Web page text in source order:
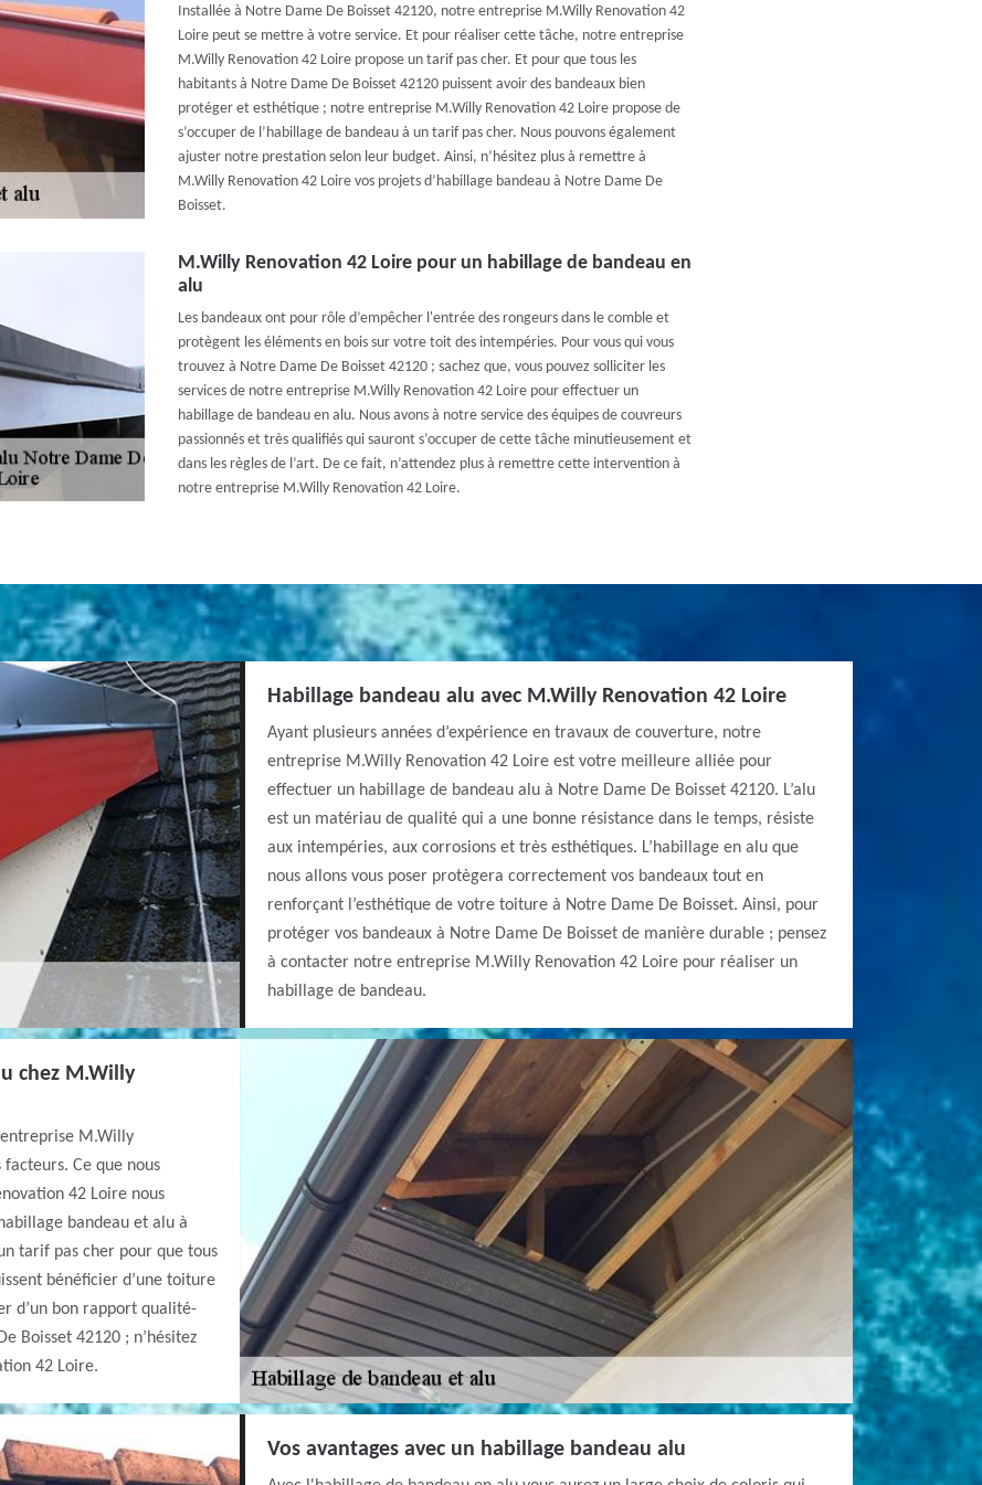
Installée à Notre Dame De Boisset 42120, notre entreprise M.Willy Renovation 42
Loire peut se mettre à votre service. Et pour réaliser cette tâche, notre entreprise
M.Willy Renovation 42 Loire propose un tarif pas cher. Et pour que tous les
habitants à Notre Dame De Boisset 42120 puissent avoir des bandeaux bien
protéger et esthétique ; notre entreprise M.Willy Renovation 42 Loire propose de
s’occuper de l’habillage de bandeau à un tarif pas cher. Nous pouvons également
ajuster notre prestation selon leur budget. Ainsi, n’hésitez plus à remettre à
M.Willy Renovation 42 Loire vos projets d’habillage bandeau à Notre Dame De
Boisset.
M.Willy Renovation 42 Loire pour un habillage de bandeau en
alu
Les bandeaux ont pour rôle d’empêcher l'entrée des rongeurs dans le comble et
protègent les éléments en bois sur votre toit des intempéries. Pour vous qui vous
trouvez à Notre Dame De Boisset 42120 ; sachez que, vous pouvez solliciter les
services de notre entreprise M.Willy Renovation 42 Loire pour effectuer un
habillage de bandeau en alu. Nous avons à notre service des équipes de couvreurs
passionnés et très qualifiés qui sauront s’occuper de cette tâche minutieusement et
dans les règles de l’art. De ce fait, n’attendez plus à remettre cette intervention à
notre entreprise M.Willy Renovation 42 Loire.
Habillage bandeau alu avec M.Willy Renovation 42 Loire
Ayant plusieurs années d’expérience en travaux de couverture, notre
entreprise M.Willy Renovation 42 Loire est votre meilleure alliée pour
effectuer un habillage de bandeau alu à Notre Dame De Boisset 42120. L’alu
est un matériau de qualité qui a une bonne résistance dans le temps, résiste
aux intempéries, aux corrosions et très esthétiques. L’habillage en alu que
nous allons vous poser protègera correctement vos bandeaux tout en
renforçant l’esthétique de votre toiture à Notre Dame De Boisset. Ainsi, pour
protéger vos bandeaux à Notre Dame De Boisset de manière durable ; pensez
à contacter notre entreprise M.Willy Renovation 42 Loire pour réaliser un
habillage de bandeau.
chez M.Willy
M.Willy
Ce que nous
42 Loire nous
bandeau et alu à
tarif pas cher pour que tous
bénéficier d’une toiture
d’un bon rapport qualité-
Boisset 42120 ; n’hésitez
42 Loire.
Vos avantages avec un habillage bandeau alu